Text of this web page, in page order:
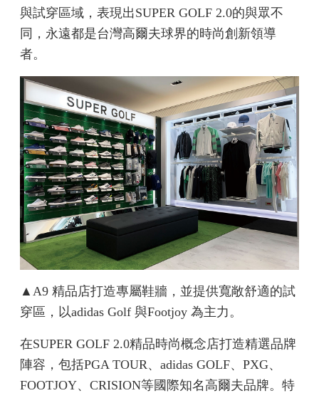
與試穿區域，表現出SUPER GOLF 2.0的與眾不
同，永遠都是台灣高爾夫球界的時尚創新領導
者。
▲A9 精品店打造專屬鞋牆，並提供寬敞舒適的試
穿區，以adidas Golf 與Footjoy 為主力。
在SUPER GOLF 2.0精品時尚概念店打造精選品牌
陣容，包括PGA TOUR、adidas GOLF、PXG、
FOOTJOY、CRISION等國際知名高爾夫品牌。特